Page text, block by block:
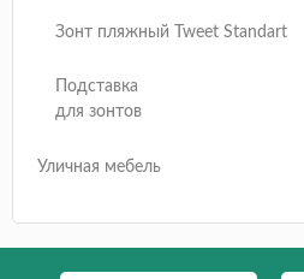
Зонт пляжный Tweet Standart
Подставка
для зонтов
Уличная мебель